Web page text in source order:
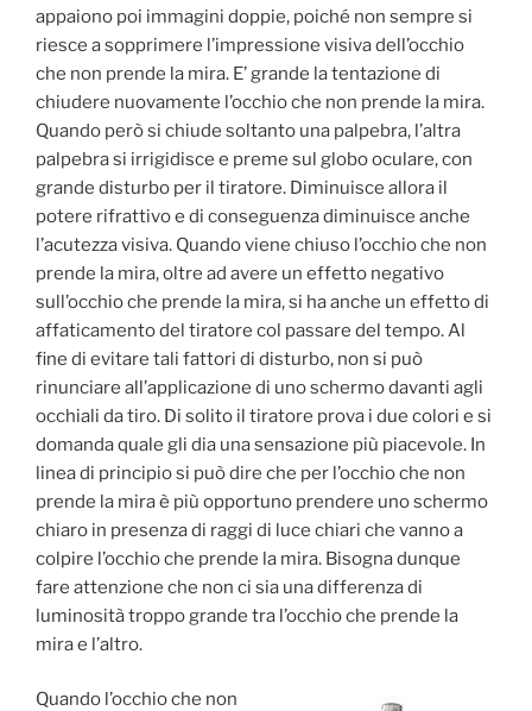
appaiono poi immagini doppie, poiché non sempre si
riesce a sopprimere l’impressione visiva dell’occhio
che non prende la mira. E’ grande la tentazione di
chiudere nuovamente l’occhio che non prende la mira.
Quando però si chiude soltanto una palpebra, l’altra
palpebra si irrigidisce e preme sul globo oculare, con
grande disturbo per il tiratore. Diminuisce allora il
potere rifrattivo e di conseguenza diminuisce anche
l’acutezza visiva. Quando viene chiuso l’occhio che non
prende la mira, oltre ad avere un effetto negativo
sull’occhio che prende la mira, si ha anche un effetto di
affaticamento del tiratore col passare del tempo. Al
fine di evitare tali fattori di disturbo, non si può
rinunciare all’applicazione di uno schermo davanti agli
occhiali da tiro. Di solito il tiratore prova i due colori e si
domanda quale gli dia una sensazione più piacevole. In
linea di principio si può dire che per l’occhio che non
prende la mira è più opportuno prendere uno schermo
chiaro in presenza di raggi di luce chiari che vanno a
colpire l’occhio che prende la mira. Bisogna dunque
fare attenzione che non ci sia una differenza di
luminosità troppo grande tra l’occhio che prende la
mira e l’altro.
Quando l’occhio che non